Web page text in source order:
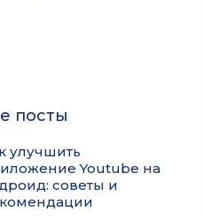
посты
улучшить
Youtube на
советы и